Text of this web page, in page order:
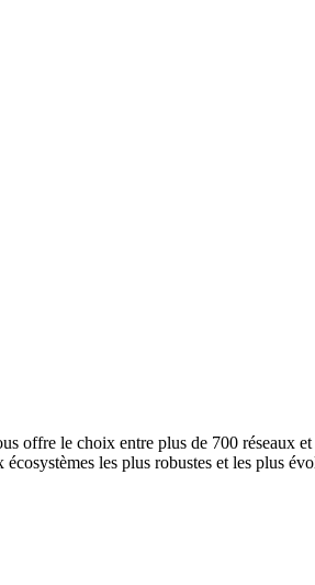
offre le choix entre plus de 700 réseaux
les plus robustes et les plus